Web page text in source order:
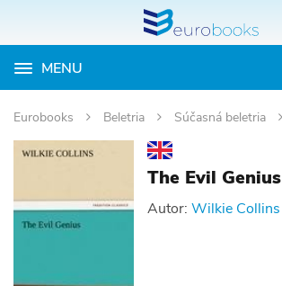
MENU
Eurobooks Beletria Súčasná beletria
The Evil Genius
Autor: Wilkie Collins